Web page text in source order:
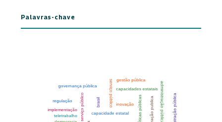
Palavras-chave